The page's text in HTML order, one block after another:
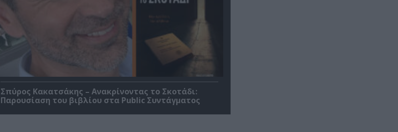
Σπύρος Κακατσάκης – Ανακρίνοντας το Σκοτάδι:
Παρουσίαση του βιβλίου στα Public Συντάγματος